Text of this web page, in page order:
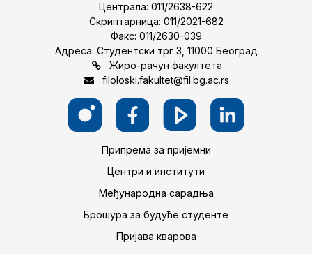
Централа: 011/2638-622
Скриптарница: 011/2021-682
Факс: 011/2630-039
Адреса: Студентски трг 3, 11000 Београд
Жиро-рачун факултета
filoloski.fakultet@fil.bg.ac.rs
Припрема за пријемни
Центри и институти
Међународна сарадња
Брошура за будуће студенте
Пријава кварова